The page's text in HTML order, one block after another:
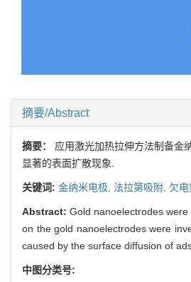
摘要/Abstract
摘要： 应用激光加热拉伸方法制备金
显著的表面扩散现象.
关键词: 金纳米电极, 法拉第吸附, 欠电
Abstract:Gold nanoelectrodes
on the gold nanoelectrodes were
caused by the surface diffusion of
中图分类号: